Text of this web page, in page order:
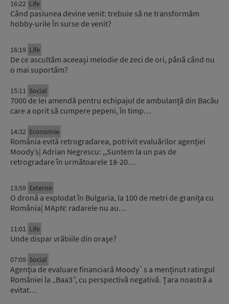
16:22 Life
Când pasiunea devine venit: trebuie să ne transformăm
hobby-urile în surse de venit?
16:19 Life
De ce ascultăm aceeași melodie de zeci de ori, până când nu
o mai suportăm?
15:11 Social
7000 de lei amendă pentru echipajul de ambulanță din Bacău
care a oprit să cumpere pepeni, în timp…
14:32 Economie
România evită retrogradarea, potrivit evaluărilor agenției
Moody’s| Adrian Negrescu: ,,Suntem la un pas de
retrogradare în următoarele 18-20…
13:59 Externe
O dronă a explodat în Bulgaria, la 100 de metri de granița cu
România| MApN: radarele nu au…
11:01 Life
Unde dispar vrăbiile din orașe?
07:09 Social
Agenția de evaluare financiară Moody`s a menținut ratingul
României la „Baa3”, cu perspectivă negativă. Țara noastră a
evitat…